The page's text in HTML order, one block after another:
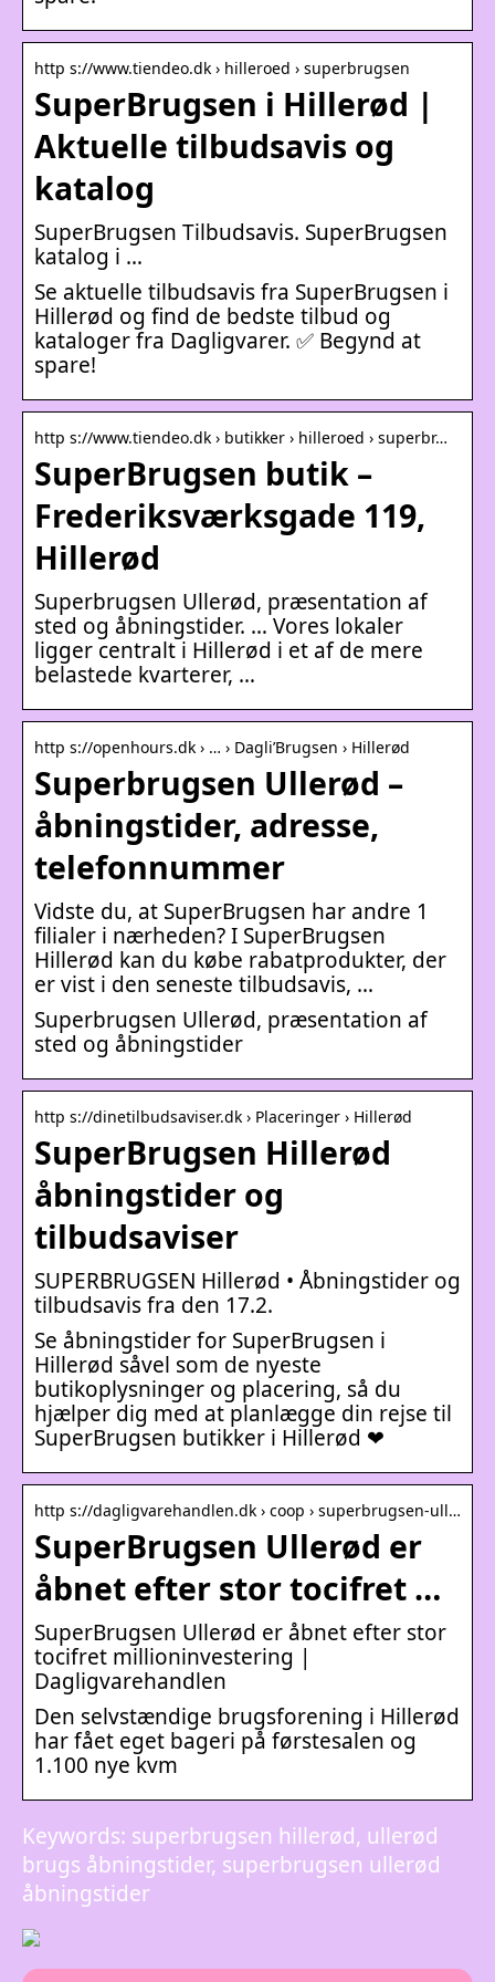
http s://www.tiendeo.dk › hilleroed › superbrugsen
SuperBrugsen i Hillerød |
Aktuelle tilbudsavis og
katalog
SuperBrugsen Tilbudsavis. SuperBrugsen
katalog i …
Se aktuelle tilbudsavis fra SuperBrugsen i
Hillerød og find de bedste tilbud og
kataloger fra Dagligvarer. ✅ Begynd at
spare!
http s://www.tiendeo.dk › butikker › hilleroed › superbr…
SuperBrugsen butik –
Frederiksværksgade 119,
Hillerød
Superbrugsen Ullerød, præsentation af
sted og åbningstider. … Vores lokaler
ligger centralt i Hillerød i et af de mere
belastede kvarterer, …
http s://openhours.dk › … › Dagli’Brugsen › Hillerød
Superbrugsen Ullerød –
åbningstider, adresse,
telefonnummer
Vidste du, at SuperBrugsen har andre 1
filialer i nærheden? I SuperBrugsen
Hillerød kan du købe rabatprodukter, der
er vist i den seneste tilbudsavis, …
Superbrugsen Ullerød, præsentation af
sted og åbningstider
http s://dinetilbudsaviser.dk › Placeringer › Hillerød
SuperBrugsen Hillerød
åbningstider og
tilbudsaviser
SUPERBRUGSEN Hillerød • Åbningstider og
tilbudsavis fra den 17.2.
Se åbningstider for SuperBrugsen i
Hillerød såvel som de nyeste
butikoplysninger og placering, så du
hjælper dig med at planlægge din rejse til
SuperBrugsen butikker i Hillerød ❤
http s://dagligvarehandlen.dk › coop › superbrugsen-ull…
SuperBrugsen Ullerød er
åbnet efter stor tocifret …
SuperBrugsen Ullerød er åbnet efter stor
tocifret millioninvestering |
Dagligvarehandlen
Den selvstændige brugsforening i Hillerød
har fået eget bageri på førstesalen og
1.100 nye kvm
Keywords: superbrugsen hillerød, ullerød
brugs åbningstider, superbrugsen ullerød
åbningstider